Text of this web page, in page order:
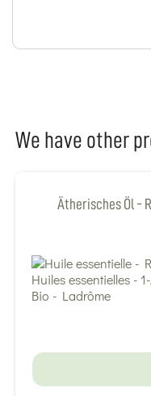
We have other
Ätherisches Öl -